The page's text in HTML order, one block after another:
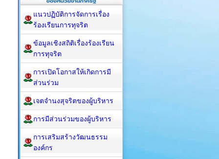
แนวปฏิบัติการจัดการเรื่อง
ร้องเรียนการทุจริต
ข้อมูลเชิงสถิติเรื่องร้องเรียน
การทุจริต
การเปิดโอกาสให้เกิดการมี
ส่วนร่วม
เจตจำนงสุจริตของผู้บริหาร
การมีส่วนร่วมของผู้บริหาร
การเสริมสร้างวัฒนธรรม
องค์กร